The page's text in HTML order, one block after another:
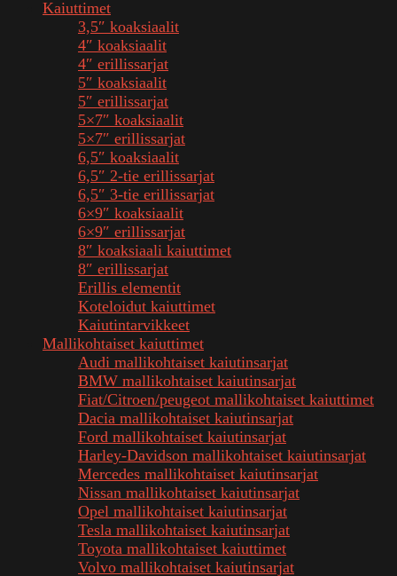
Kaiuttimet
3,5″ koaksiaalit
4″ koaksiaalit
4″ erillissarjat
5″ koaksiaalit
5″ erillissarjat
5×7″ koaksiaalit
5×7″ erillissarjat
6,5″ koaksiaalit
6,5″ 2-tie erillissarjat
6,5″ 3-tie erillissarjat
6×9″ koaksiaalit
6×9″ erillissarjat
8″ koaksiaali kaiuttimet
8″ erillissarjat
Erillis elementit
Koteloidut kaiuttimet
Kaiutintarvikkeet
Mallikohtaiset kaiuttimet
Audi mallikohtaiset kaiutinsarjat
BMW mallikohtaiset kaiutinsarjat
Fiat/Citroen/peugeot mallikohtaiset kaiuttimet
Dacia mallikohtaiset kaiutinsarjat
Ford mallikohtaiset kaiutinsarjat
Harley-Davidson mallikohtaiset kaiutinsarjat
Mercedes mallikohtaiset kaiutinsarjat
Nissan mallikohtaiset kaiutinsarjat
Opel mallikohtaiset kaiutinsarjat
Tesla mallikohtaiset kaiutinsarjat
Toyota mallikohtaiset kaiuttimet
Volvo mallikohtaiset kaiutinsarjat